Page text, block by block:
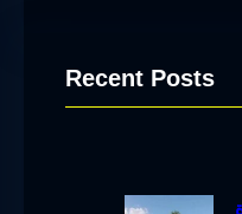
Recent Posts